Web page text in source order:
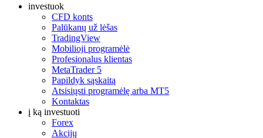
investuok
CFD konts
Palūkanų už lėšas
TradingView
Mobilioji programėlė
Profesionalus klientas
MetaTrader 5
Papildyk sąskaitą
Atsisiųsti programėlę arba MT5
Kontaktas
į ką investuoti
Forex
Akcijų